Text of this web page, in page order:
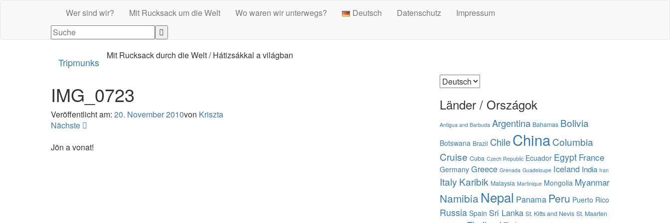
Wer sind wir? Mit Rucksack um die Welt Wo waren wir unterwegs? Deutsch Datenschutz Impressum
Tripmunks
Mit Rucksack durch die Welt / Hátizsákkal a világban
IMG_0723
Veröffentlicht am: 20. November 2010von Kriszta
Nächste
Jön a vonat!
Sprache
auswählen
Länder / Országok
Antigua and Barbuda Argentina Bahamas Bolivia
Botswana Brazil ChileChinaColumbia
Cruise Cuba Czech Republic Ecuador Egypt France
Germany Greece Grenada Guadeloupe Iceland India Iran
Italy Karibik Malaysia Martinique Mongolia Myanmar
Namibia Nepal Panama Peru Puerto Rico
Russia Spain Sri Lanka St. Kitts and Nevis St. Maarten